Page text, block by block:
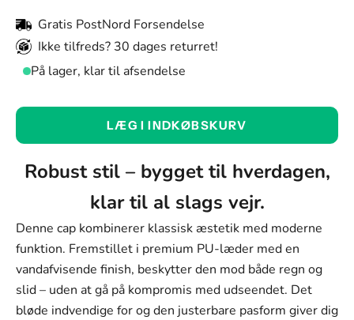
Gratis PostNord Forsendelse
Ikke tilfreds? 30 dages returret!
På lager, klar til afsendelse
Farve:
Farve
Mørkebrun
Lysebrun
LÆG I INDKØBSKURV
Robust stil – bygget til hverdagen,
klar til al slags vejr.
Denne cap kombinerer klassisk æstetik med moderne
funktion. Fremstillet i premium PU-læder med en
vandafvisende finish, beskytter den mod både regn og
slid – uden at gå på kompromis med udseendet. Det
bløde indvendige for og den justerbare pasform giver dig